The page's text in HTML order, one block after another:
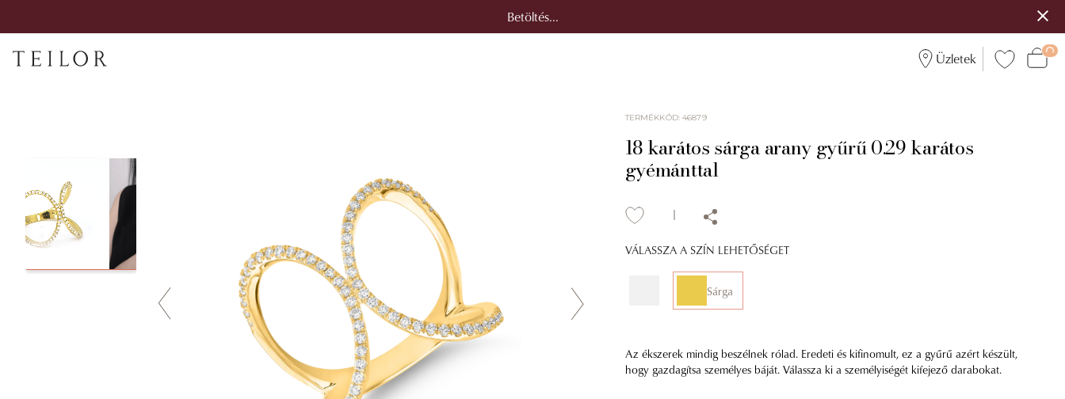
Betöltés...
Üzletek
TERMÉKKÓD:46879
18 karátos sárga arany gyűrű 0.29 karátos
gyémánttal
VÁLASSZA A SZÍN LEHETŐSÉGET
Sárga
Az ékszerek mindig beszélnek rólad. Eredeti és kifinomult, ez a gyűrű azért készült,
hogy gazdagítsa személyes báját. Válassza ki a személyiségét kifejező darabokat.